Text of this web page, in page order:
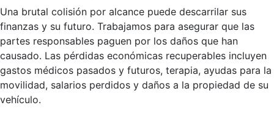
Una brutal colisión por alcance puede descarrilar sus
finanzas y su futuro. Trabajamos para asegurar que las
partes responsables paguen por los daños que han
causado. Las pérdidas económicas recuperables incluyen
gastos médicos pasados y futuros, terapia, ayudas para la
movilidad, salarios perdidos y daños a la propiedad de su
vehículo.